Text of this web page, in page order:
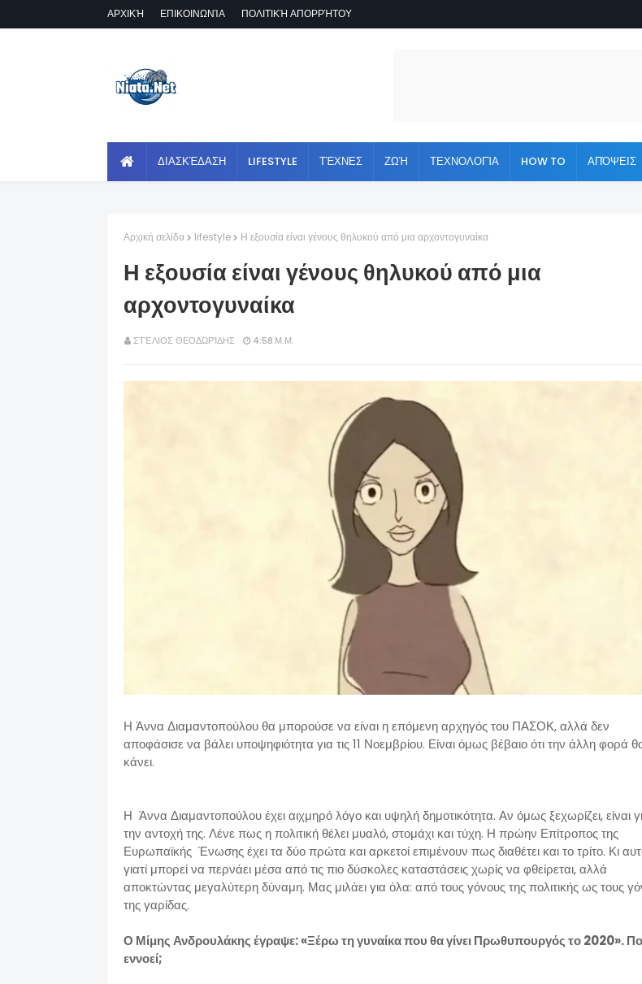
ΑΡΧΙΚΉ ΕΠΙΚΟΙΝΩΝΊΑ ΠΟΛΙΤΙΚΉ ΑΠΟΡΡΉΤΟΥ
ΔΙΑΣΚΈΔΑΣΗ LIFESTYLE ΤΈΧΝΕΣ ΖΩΉ ΤΕΧΝΟΛΟΓΊΑ HOW TO ΑΠΌΨΕΙΣ
Αρχική σελίδα lifestyle Η εξουσία είναι γένους θηλυκού από μια αρχοντογυναίκα
Η εξουσία είναι γένους θηλυκού από μια
αρχοντογυναίκα
ΣΤΈΛΙΟΣ ΘΕΟΔΩΡΊΔΗΣ 4:58 Μ.Μ.
Η Άννα Διαμαντοπούλου θα μπορούσε να είναι η επόμενη αρχηγός του ΠΑΣΟΚ, αλλά δεν
αποφάσισε να βάλει υποψηφιότητα για τις 11 Νοεμβρίου. Είναι όμως βέβαιο ότι την άλλη φορά
κάνει.
Η Άννα Διαμαντοπούλου έχει αιχμηρό λόγο και υψηλή δημοτικότητα. Αν όμως ξεχωρίζει, είναι
την αντοχή της. Λένε πως η πολιτική θέλει μυαλό, στομάχι και τύχη. Η πρώην Επίτροπος της
Ευρωπαϊκής Ένωσης έχει τα δύο πρώτα και αρκετοί επιμένουν πως διαθέτει και το τρίτο. Κι
γιατί μπορεί να περνάει μέσα από τις πιο δύσκολες καταστάσεις χωρίς να φθείρεται, αλλά
αποκτώντας μεγαλύτερη δύναμη. Μας μιλάει για όλα: από τους γόνους της πολιτικής ως τους
της γαρίδας.
Ο Μίμης Ανδρουλάκης έγραψε: «Ξέρω τη γυναίκα που θα γίνει Πρωθυπουργός το 2020».
εννοεί;